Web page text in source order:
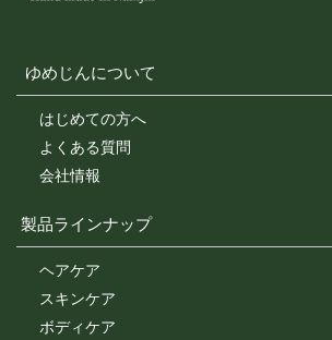
ゆめじんについて
はじめての方へ
よくある質問
会社情報
製品ラインナップ
ヘアケア
スキンケア
ボディケア